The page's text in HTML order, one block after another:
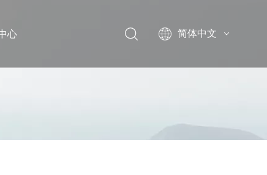
心
简体中文